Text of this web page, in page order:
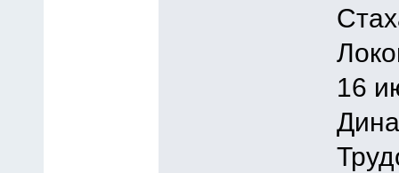
16